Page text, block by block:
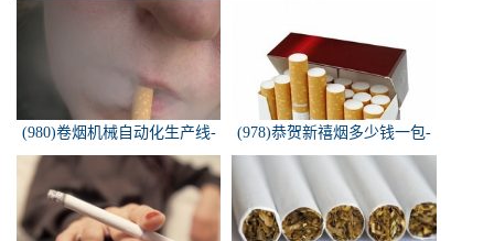
(980)卷烟机械自动化生产线-
中国烟草机械集团
(978)恭贺新禧烟多少钱一包-
恭贺新禧香烟有细支的多少钱
一盒？